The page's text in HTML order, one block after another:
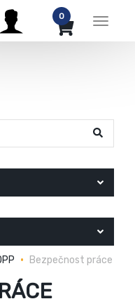
Menu
0
Bezpečnost práce